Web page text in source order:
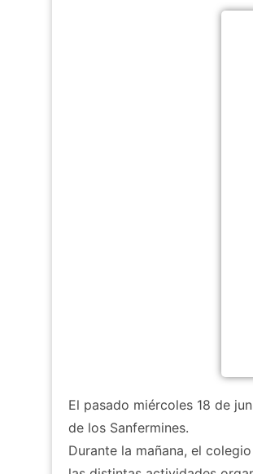
El pasado miércoles 18 de
de los Sanfermines.
Durante la mañana, el